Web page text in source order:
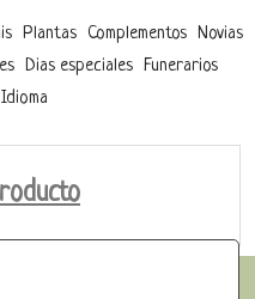
Plantas Complementos Novias
Dias especiales Funerarios
Idioma